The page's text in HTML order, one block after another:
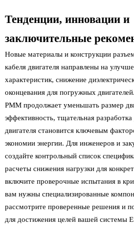
Тенденции, инновации и
заключительные
Новые материалы и конструкции
кабеля двигателя направлены на
характеристик, снижение
оконцевания для погружных
PMM продолжает уменьшать размер
эффективность, тщательная разработка
двигателя становится ключевым
экономии энергии. Для инженеров и
создайте контрольный список
расчеты снижения нагрузки для
включите проверочные испытания в
вам нужны специализированные
рассмотрите проверенные решения и
для достижения целей вашей системы